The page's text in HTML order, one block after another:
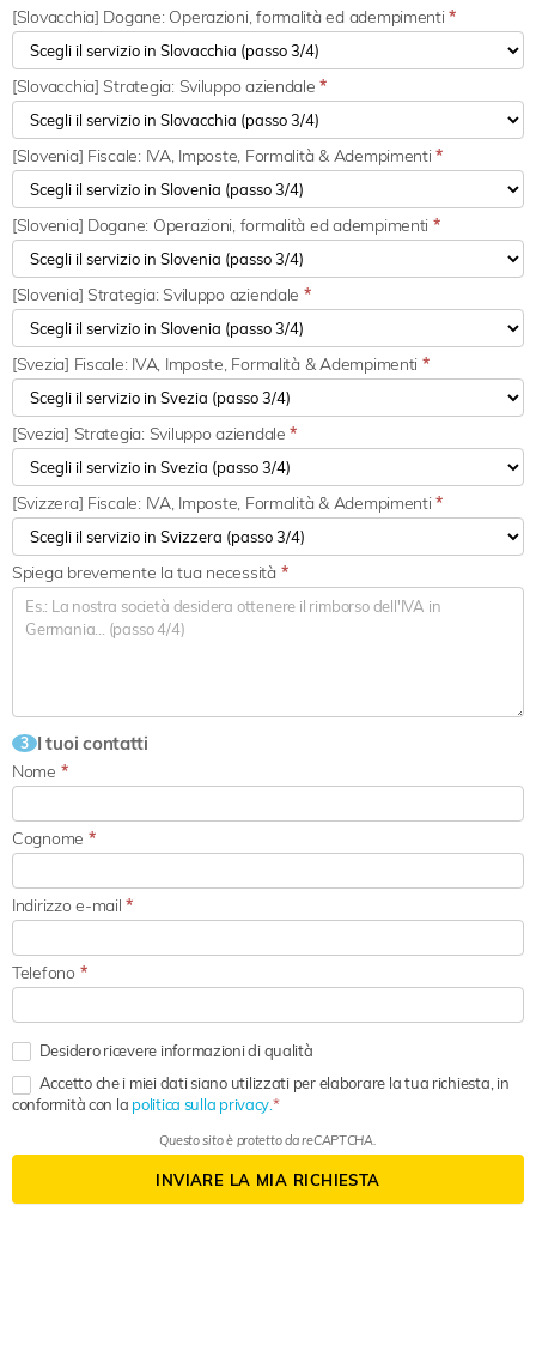
[Slovacchia] Dogane: Operazioni, formalità ed adempimenti*
[Slovacchia] Strategia: Sviluppo aziendale*
[Slovenia] Fiscale: IVA, Imposte, Formalità & Adempimenti*
[Slovenia] Dogane: Operazioni, formalità ed adempimenti *
[Slovenia] Strategia: Sviluppo aziendale *
[Svezia] Fiscale: IVA, Imposte, Formalità & Adempimenti *
[Svezia] Strategia: Sviluppo aziendale*
[Svizzera] Fiscale: IVA, Imposte, Formalità & Adempimenti*
Spiega brevemente la tua necessità *
3 I tuoi contatti
Nome *
Cognome *
Indirizzo e-mail*
Telefono *
Desidero ricevere informazioni di qualità
Accetto che i miei dati siano utilizzati per elaborare la tua richiesta, in
conformità con la politica sulla privacy.
Questo sito è protetto da reCAPTCHA.
INVIARE LA MIA RICHIESTA